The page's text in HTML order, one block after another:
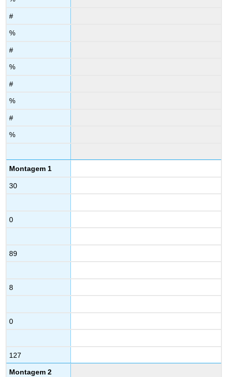
#
%
#
%
#
%
#
%
Montagem 1
30
0
89
8
0
127
Montagem 2